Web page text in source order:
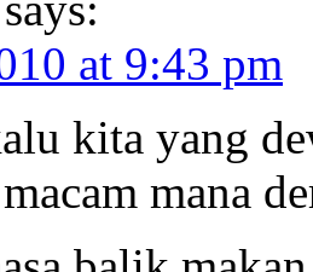
at 9:43 pm
kita yang
mana